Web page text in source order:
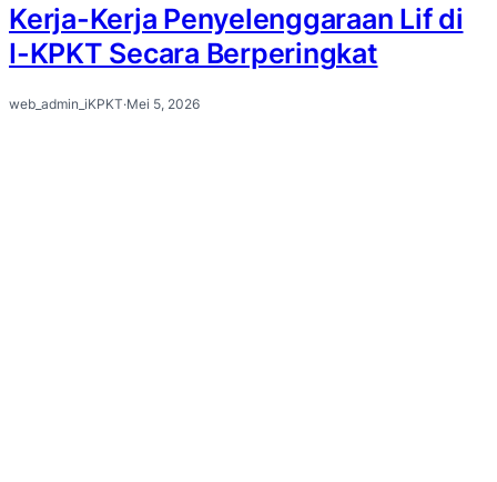
Kerja-Kerja Penyelenggaraan Lif di
I-KPKT Secara Berperingkat
web_admin_iKPKT·Mei 5, 2026